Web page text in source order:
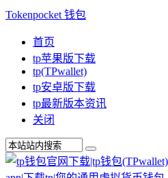
Tokenpocket 钱包
首页
tp苹果版下载
tp(TPwallet)
tp安卓版下载
tp最新版本资讯
关闭